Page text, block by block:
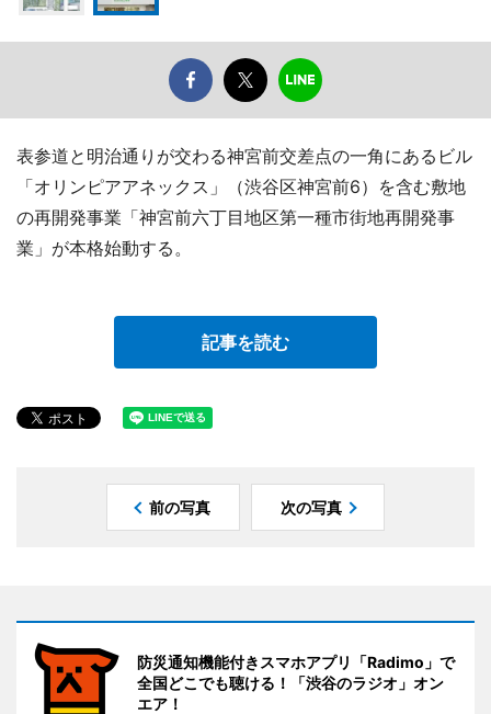
表参道と明治通りが交わる神宮前交差点の一角にあるビル
「オリンピアアネックス」（渋谷区神宮前6）を含む敷地
の再開発事業「神宮前六丁目地区第一種市街地再開発事
業」が本格始動する。
記事を読む
前の写真 次の写真
防災通知機能付きスマホアプリ「Radimo」で
全国どこでも聴ける！「渋谷のラジオ」オン
エア！